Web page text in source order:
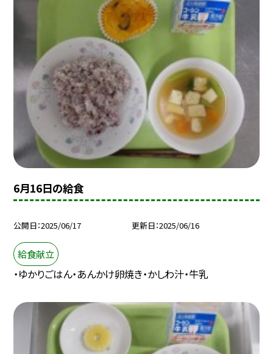
6月16日の給食
公開日 2025/06/17 更新日 2025/06/16
給食献立
・ゆかりごはん・あんかけ卵焼き・かしわ汁・牛乳